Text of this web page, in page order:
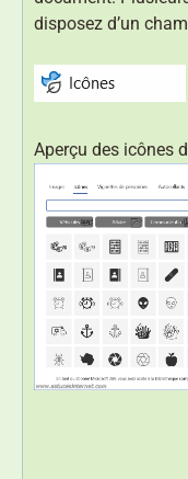
disposez d’un
Aperçu des icônes